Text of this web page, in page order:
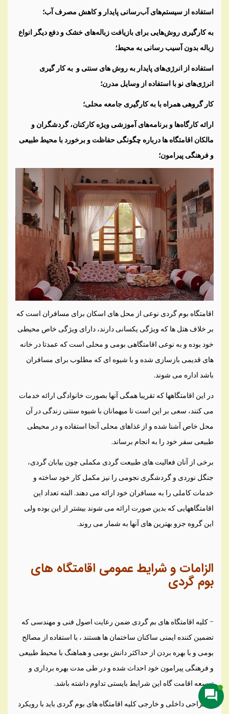
استفاده از سیستم‌های آب‌رسانی پایدار و کاهش مصرف آب؛
به کارگیری روش‌هایی برای بازیافت زباله‌های خشک و دفع دیگر انواع
زباله بدون آسیب رسانی به محیط؛
استفاده از انرژی‌های پایدار به روش های سنتی و به کار گیری
انرژی‌های نو با استفاده از وسایل مدرن؛
کار گروهی همراه با به کارگیری جامعه محلی؛
ارائه کارگاه‌ها و برنامه‌های آموزشی ویژه کارکنان، گردشگران و
مالکان اقامتگاه ها درباره چگونگی حفاظت و برخورد با محیط طبیعی
و فرهنگی پیرامون؛
اقامتگاه بوم گردی نوعی از محل های اسکان برای مسافران است که
بر خلاف هتل ها که ویژگی یکسانی دارند، دارای ویژگی خاص محیطی
خود بوده و به نوعی اقامتگاهی بومی و محلی است که عمدتا در خانه
های قدیمی بازسازی شده و با شیوه ای که مطلوب برای مسافران
باشد اداره می شوند.
در این اقامتگاهها که تقریبا همگی آنها بصورت خانوادگی ارائه خدمات
می کنند، سعی بر این است تا میهمانان با شیوه سنتی زندگی در آن
محل خاص آشنا شده و از غذاهای محلی آنجا استفاده و در محیطی
طبیعی سفر خود را به انجام برساند.
برخی از آنان فعالیت های طبیعت گردی مکملی چون بیابان گردی،
جنگل نوردی و گردشگری نجومی را نیز مکمل کار خود ساخته و
خدمات کاملی را به مسافران خود ارائه می دهند. البته تعداد این
اقامتگاههایی که بدین صورت ارائه می شوند بیشتر از این بوده ولی
این گروه جزو بهترین های آنها به شمار می روند.
الزامات و شرایط عمومی اقامتگاه های
بوم گردی
– کلیه اقامتگاه های بم گردی ضمن رعایت اصول فنی و مهندسی که
تضمین کننده ایمنی ساکنان ساختمان ها هستند ، با استفاده از مصالح
بومی و با بهره بردن از حداکثر دانش بومی و هماهنگ با محیط طبیعی
و فرهنگی پیرامون خود احداث شده و در طی مدت بهره برداری و
توسعه اقامت گاه این شرایط بایستی تداوم داشته باشد.
– طراحی داخلی و خارجی کلیه اقامتگاه های بوم گردی باید با رویکرد